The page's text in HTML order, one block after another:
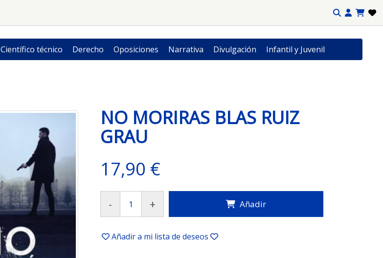
Científico técnico Derecho Oposiciones Narrativa Divulgación Infantil y Juvenil
NO MORIRAS BLAS RUIZ
GRAU
17,90 €
- + Añadir
Añadir a mi lista de deseos